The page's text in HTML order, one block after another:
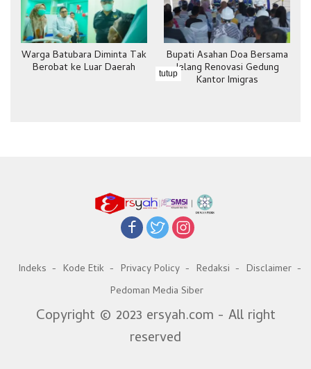
Warga Batubara Diminta Tak
Berobat ke Luar Daerah
Bupati Asahan Doa Bersama
Jelang Renovasi Gedung
Kantor Imigras
Indeks Kode Etik Privacy Policy Redaksi
Disclaimer
Pedoman Media Siber
Copyright © 2023 ersyah.com - All right
reserved
tutup